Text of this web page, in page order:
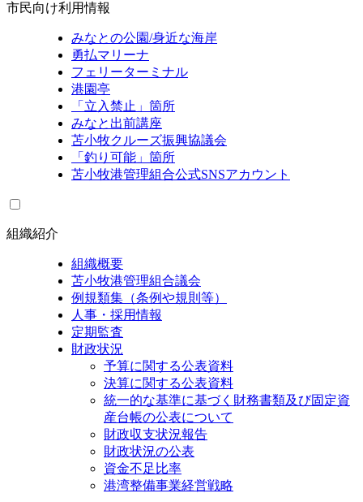
市民向け利用情報
みなとの公園/身近な海岸
勇払マリーナ
フェリーターミナル
港園亭
「立入禁止」箇所
みなと出前講座
苫小牧クルーズ振興協議会
「釣り可能」箇所
苫小牧港管理組合公式SNSアカウント
組織紹介
組織概要
苫小牧港管理組合議会
例規類集（条例や規則等）
人事・採用情報
定期監査
財政状況
予算に関する公表資料
決算に関する公表資料
統一的な基準に基づく財務書類及び固定資
産台帳の公表について
財政収支状況報告
財政状況の公表
資金不足比率
港湾整備事業経営戦略